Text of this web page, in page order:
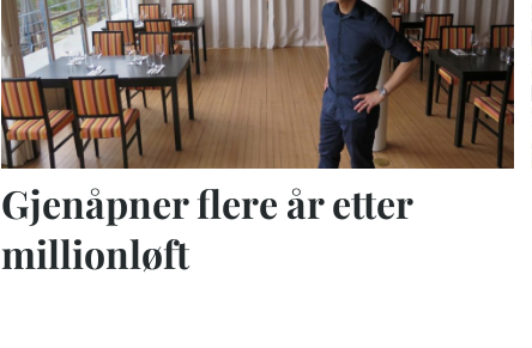
Gjenåpner flere år etter
millionløft